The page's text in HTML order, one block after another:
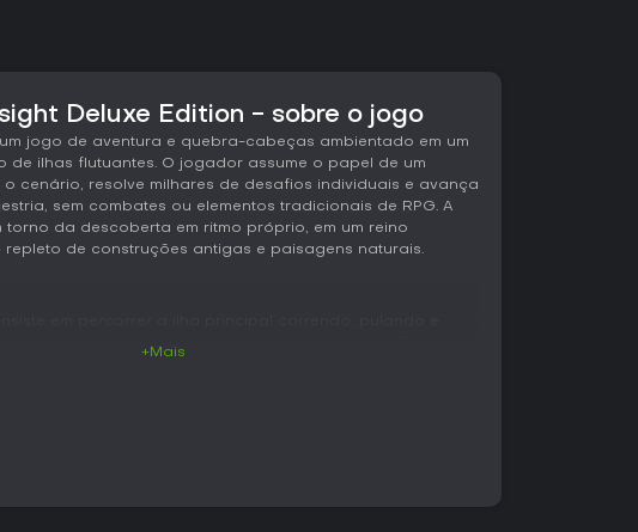
Deluxe Edition - sobre o jogo
jogo de aventura e quebra-cabeças ambientado em um
de ilhas flutuantes. O jogador assume o papel de um
o cenário, resolve milhares de desafios individuais e avança
sem combates ou elementos tradicionais de RPG. A
torno da descoberta em ritmo próprio, em um reino
de construções antigas e paisagens naturais.
+Mais